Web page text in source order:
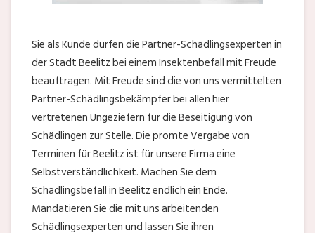
Sie als Kunde dürfen die Partner-Schädlingsexperten in
der Stadt Beelitz bei einem Insektenbefall mit Freude
beauftragen. Mit Freude sind die von uns vermittelten
Partner-Schädlingsbekämpfer bei allen hier
vertretenen Ungeziefern für die Beseitigung von
Schädlingen zur Stelle. Die promte Vergabe von
Terminen für Beelitz ist für unsere Firma eine
Selbstverständlichkeit. Machen Sie dem
Schädlingsbefall in Beelitz endlich ein Ende.
Mandatieren Sie die mit uns arbeitenden
Schädlingsexperten und lassen Sie ihren